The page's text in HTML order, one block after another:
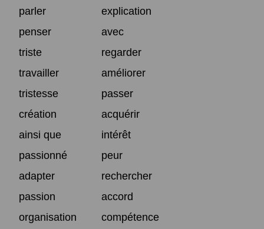
parler
explication
penser
avec
triste
regarder
travailler
améliorer
tristesse
passer
création
acquérir
ainsi que
intérêt
passionné
peur
adapter
rechercher
passion
accord
organisation
compétence